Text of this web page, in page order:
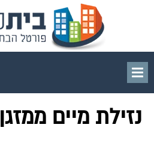
נזילת מיים ממזגן